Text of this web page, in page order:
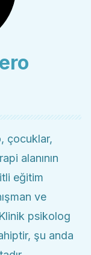
çocuklar,
alanının
eğitim
ve
psikolog
şu anda